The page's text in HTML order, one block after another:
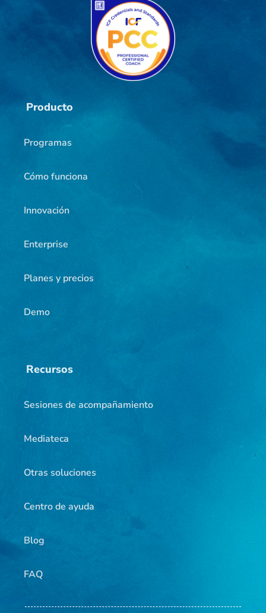
Producto
Programas
Cómo funciona
Innovación
Enterprise
Planes y precios
Demo
Recursos
Sesiones de acompañamiento
Mediateca
Otras soluciones
Centro de ayuda
Blog
FAQ